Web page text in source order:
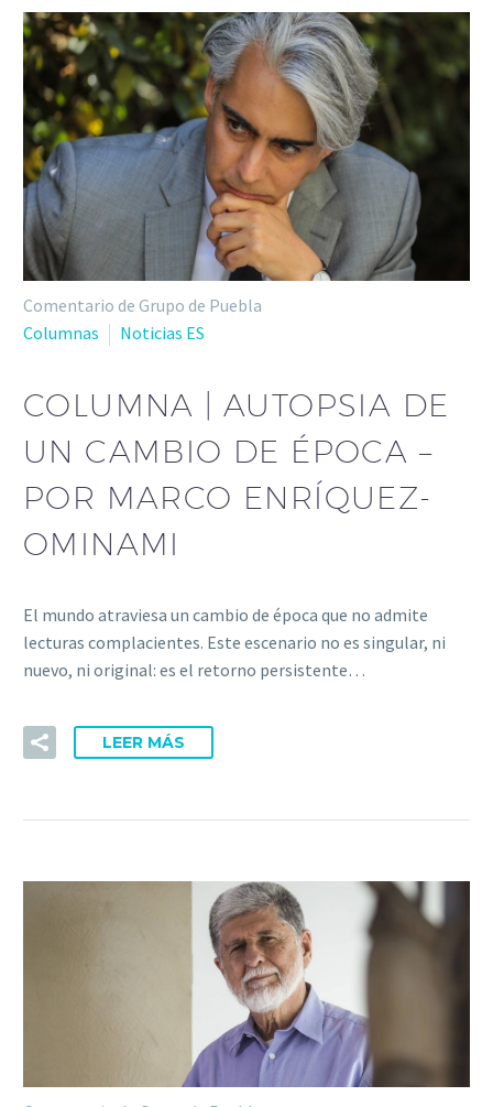
Comentario de Grupo de Puebla
Columnas
Noticias ES
COLUMNA | AUTOPSIA DE
UN CAMBIO DE ÉPOCA –
POR MARCO ENRÍQUEZ-
OMINAMI
El mundo atraviesa un cambio de época que no admite
lecturas complacientes. Este escenario no es singular, ni
nuevo, ni original: es el retorno persistente…
LEER MÁS